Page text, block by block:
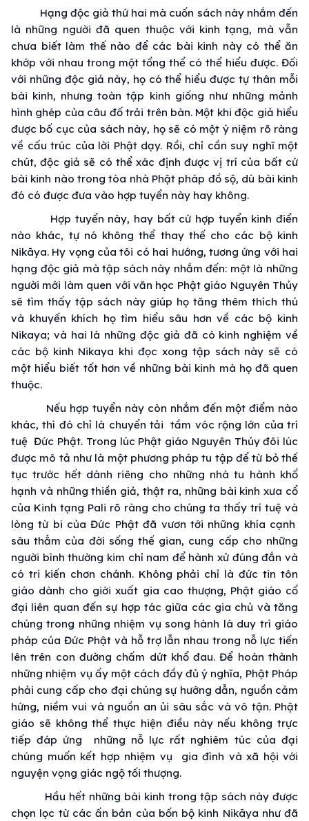
Hạng độc giả thứ hai mà cuốn sách này nhắm đến
là những người đã quen thuộc với kinh tạng, mà vẫn
chưa biết làm thế nào để các bài kinh này có thể ăn
khớp với nhau trong một tổng thể có thể hiểu được. Đối
với những độc giả này, họ có thể hiểu được tự thân mỗi
bài kinh, nhưng toàn tập kinh giống như những mảnh
hình ghép của câu đố trải trên bàn. Một khi độc giả hiểu
được bố cục của sách này, họ sẽ có một ý niệm rõ ràng
về cấu trúc của lời Phật dạy. Rồi, chỉ cần suy nghĩ một
chút, độc giả sẽ có thể xác định được vị trí của bất cứ
bài kinh nào trong tòa nhà Phật pháp đồ sộ, dù bài kinh
đó có được đưa vào hợp tuyển này hay không.
Hợp tuyển này, hay bất cứ hợp tuyển kinh điển
nào khác, tự nó không thể thay thế cho các bộ kinh
Nikāya. Hy vọng của tôi có hai hướng, tương ứng với hai
hạng độc giả mà tập sách này nhắm đến: một là những
người mới làm quen với văn học Phật giáo Nguyên Thủy
sẽ tìm thấy tập sách này giúp họ tăng thêm thích thú
và khuyến khích họ tìm hiểu sâu hơn về các bộ kinh
Nikaya; và hai là những độc giả đã có kinh nghiệm về
các bộ kinh Nikaya khi đọc xong tập sách này sẽ có
một hiểu biết tốt hơn về những bài kinh mà họ đã quen
thuộc.
Nếu hợp tuyển này còn nhắm đến một điểm nào
khác, thì đó chỉ là chuyển tải tầm vóc rộng lớn của trí
tuệ Đức Phật. Trong lúc Phật giáo Nguyên Thủy đôi lúc
được mô tả như là một phương pháp tu tập để từ bỏ thế
tục trước hết dành riêng cho những nhà tu hành khổ
hạnh và những thiền giả, thật ra, những bài kinh xưa cổ
của Kinh tạng Pali rõ ràng cho chúng ta thấy trí tuệ và
lòng từ bi của Đức Phật đã vươn tới những khía cạnh
sâu thẳm của đời sống thế gian, cung cấp cho những
người bình thường kim chỉ nam để hành xử đúng đắn và
có tri kiến chơn chánh. Không phải chỉ là đức tin tôn
giáo dành cho giới xuất gia cao thượng, Phật giáo cổ
đại liên quan đến sự hợp tác giữa các gia chủ và tăng
chúng trong những nhiệm vụ song hành là duy trì giáo
pháp của Đức Phật và hỗ trợ lẫn nhau trong nỗ lực tiến
lên trên con đường chấm dứt khổ đau. Để hoàn thành
những nhiệm vụ ấy một cách đầy đủ ý nghĩa, Phật Pháp
phải cung cấp cho đại chúng sự hướng dẫn, nguồn cảm
hứng, niềm vui và nguồn an ủi sâu sắc và vô tận. Phật
giáo sẽ không thể thực hiện điều này nếu không trực
tiếp đáp ứng những nỗ lực rất nghiêm túc của đại
chúng muốn kết hợp nhiệm vụ gia đình và xã hội với
nguyện vọng giác ngộ tối thượng.
Hầu hết những bài kinh trong tập sách này được
chọn lọc từ các ấn bản của bốn bộ kinh Nikāya như đã